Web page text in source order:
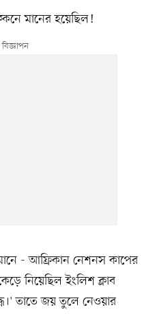
মানের হয়েছিল!
- আফ্রিকান নেশনস কাপের
নিয়েছিল ইংলিশ ক্লাব
তাতে জয় তুলে নেওয়ার